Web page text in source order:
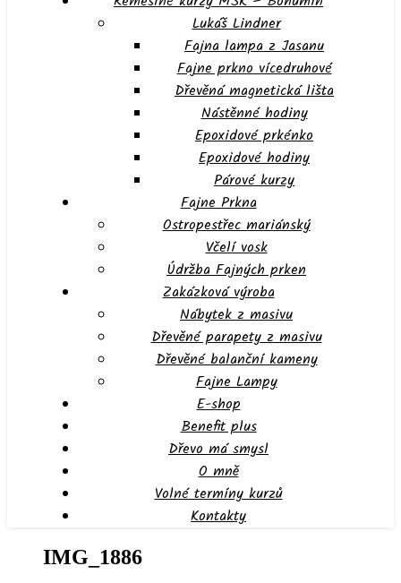
Lukáš Lindner
Fajna lampa z Jasanu
Fajne prkno vícedruhové
Dřevěná magnetická lišta
Nástěnné hodiny
Epoxidové prkénko
Epoxidové hodiny
Párové kurzy
Fajne Prkna
Ostropestřec mariánský
Včelí vosk
Údržba Fajných prken
Zakázková výroba
Nábytek z masivu
Dřevěné parapety z masivu
Dřevěné balanční kameny
Fajne Lampy
E-shop
Benefit plus
Dřevo má smysl
O mně
Volné termíny kurzů
Kontakty
IMG_1886